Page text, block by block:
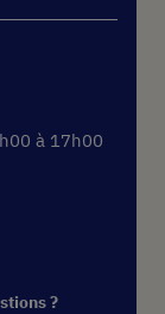
à 17h00
?